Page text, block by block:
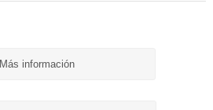
Más información